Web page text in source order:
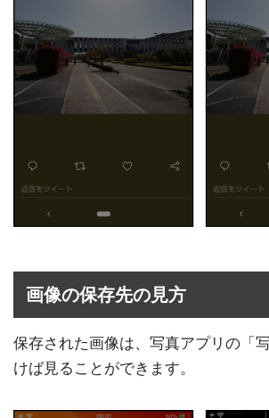
画像の保存先の見方
保存された画像は、写真アプリの「
けば見ることができます。